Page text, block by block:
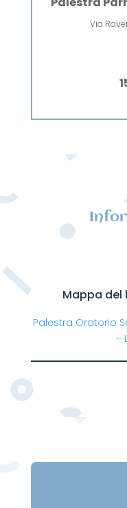
Via
Mappa del
Palestra Oratorio
–